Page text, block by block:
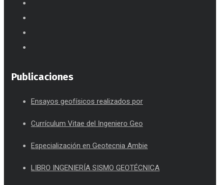
Publicaciones
Ensayos geofísicos realizados por
Currículum Vitae del Ingeniero Geo
Especialización en Geotecnia Ambie
LIBRO INGENIERÍA SISMO GEOTÉCNICA